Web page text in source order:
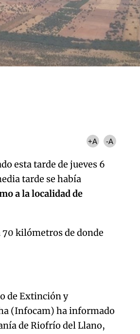
+A -A
esta tarde de jueves 6
tarde se había
a la localidad de
70 kilómetros de donde
de Extinción y
(Infocam) ha informado
de Riofrío del Llano,